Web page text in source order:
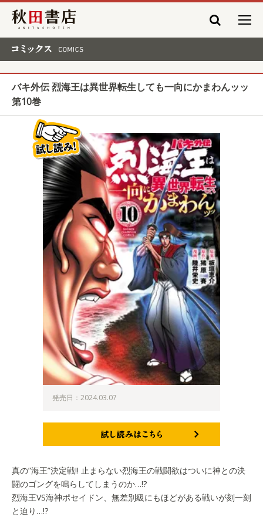
秋田書店
バキ外伝 烈海王は異世界転生しても一向にかまわんッッ
第10巻
発売日：2024.03.07
真の”海王”決定戦!! 止まらない烈海王の戦闘欲はついに神との決
闘のゴングを鳴らしてしまうのか…!?
烈海王VS海神ポセイドン、無差別級にもほどがある戦いが刻一刻
と迫り…!?